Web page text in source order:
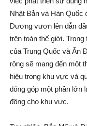
Nhật Bản và Hàn Quốc
Dương vươn lên dẫn
trên toàn thế giới.
của Trung Quốc và Ấn
rộng sẽ mang đến một
hiệu trong khu vực và
đóng góp một phần lớn
động cho khu vực.